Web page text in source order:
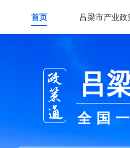
首页 吕梁市产业政
吕
全国